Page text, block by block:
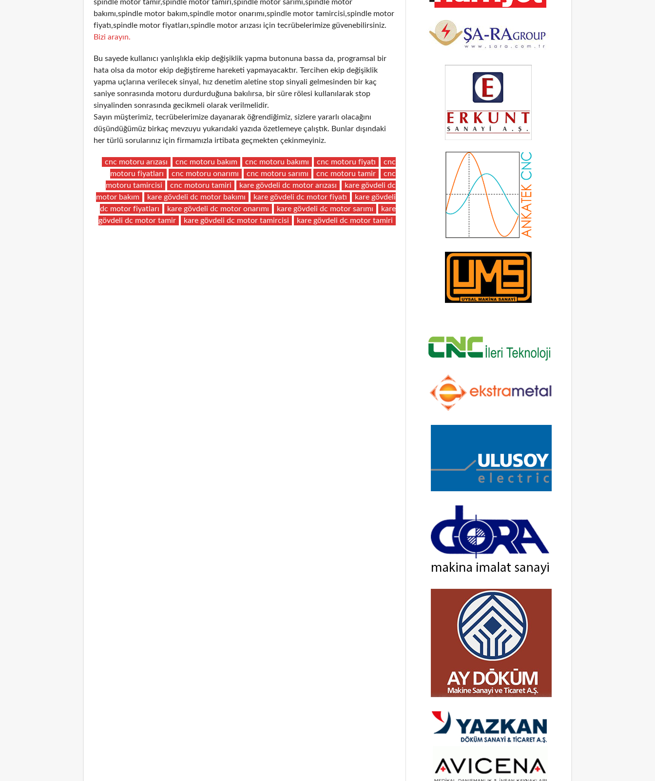
spindle motor tamir,spindle motor tamiri,spindle motor sarımı,spindle motor
bakımı,spindle motor bakım,spindle motor onarımı,spindle motor tamircisi,spindle motor
fiyatı,spindle motor fiyatları,spindle motor arızası için tecrübelerimize güvenebilirsiniz.
Bizi arayın.
Bu sayede kullanıcı yanlışlıkla ekip değişiklik yapma butonuna bassa da, programsal bir
hata olsa da motor ekip değiştireme hareketi yapmayacaktır. Tercihen ekip değişiklik
yapma uçlarına verilecek sinyal, hız denetim aletine stop sinyali gelmesinden bir kaç
saniye sonrasında motoru durdurduğuna bakılırsa, bir süre rölesi kullanılarak stop
sinyalinden sonrasında gecikmeli olarak verilmelidir.
Sayın müşterimiz, tecrübelerimize dayanarak öğrendiğimiz, sizlere yararlı olacağını
düşündüğümüz birkaç mevzuyu yukarıdaki yazıda özetlemeye çalıştık. Bunlar dışındaki
her türlü sorularınız için firmamızla irtibata geçmekten çekinmeyiniz.
cnc motoru arızası cnc motoru bakım cnc motoru bakımı cnc motoru fiyatı
cnc
motoru fiyatları
cnc motoru onarımı cnc motoru sarımı cnc motoru tamir
cnc
motoru tamircisi
cnc motoru tamiri kare gövdeli dc motor arızası
kare gövdeli dc
motor bakım
kare gövdeli dc motor bakımı kare gövdeli dc motor fiyatı
kare gövdeli
dc motor fiyatları
kare gövdeli dc motor onarımı kare gövdeli dc motor sarımı
kare
gövdeli dc motor tamir
kare gövdeli dc motor tamircisi kare gövdeli dc motor tamiri